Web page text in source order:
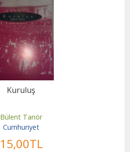
Kuruluş
Bülent Tanör
Cumhuriyet
15,00TL